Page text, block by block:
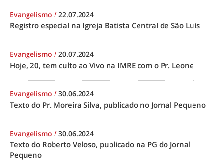
Evangelismo /22.07.2024
Registro especial na Igreja Batista Central de São Luís
Evangelismo /20.07.2024
Hoje, 20, tem culto ao Vivo na IMRE com o Pr. Leone
Evangelismo /30.06.2024
Texto do Pr. Moreira Silva, publicado no Jornal Pequeno
Evangelismo /30.06.2024
Texto do Roberto Veloso, publicado na PG do Jornal
Pequeno